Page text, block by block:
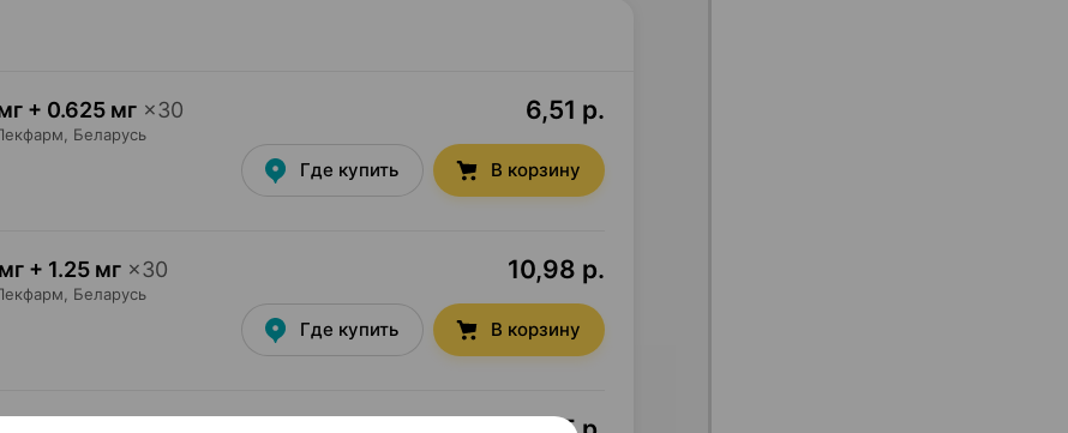
+ 0.625 мг ×30
, Беларусь
6,51 р.
Где купить В корзину
+ 1.25 мг ×30
, Беларусь
10,98 р.
Где купить В корзину